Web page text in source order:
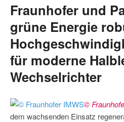
Fraunhofer und
grüne Energie
für moderne
Wechselrichter
©
dem wachsenden Einsatz